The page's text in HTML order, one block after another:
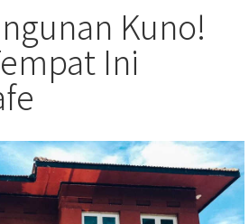
Kuno!
Ini